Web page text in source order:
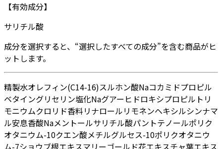
【有効成分】
サリチル酸
成分を選択すると、“選択したすべての成分”を含む商品がヒ
ットします。
精製水オレフィン(C14-16)スルホン酸Naコカミドプロピル
ベタイングリセリン塩化Naグアーヒドロキシプロピルトリ
モニウムクロリド香料リナロールリモネンヘキシルシンナマ
ル安息香酸Naメントールサリチル酸パントテノールポリク
オタニウム-10クエン酸メチルグルセス-10ポリクオタニウ